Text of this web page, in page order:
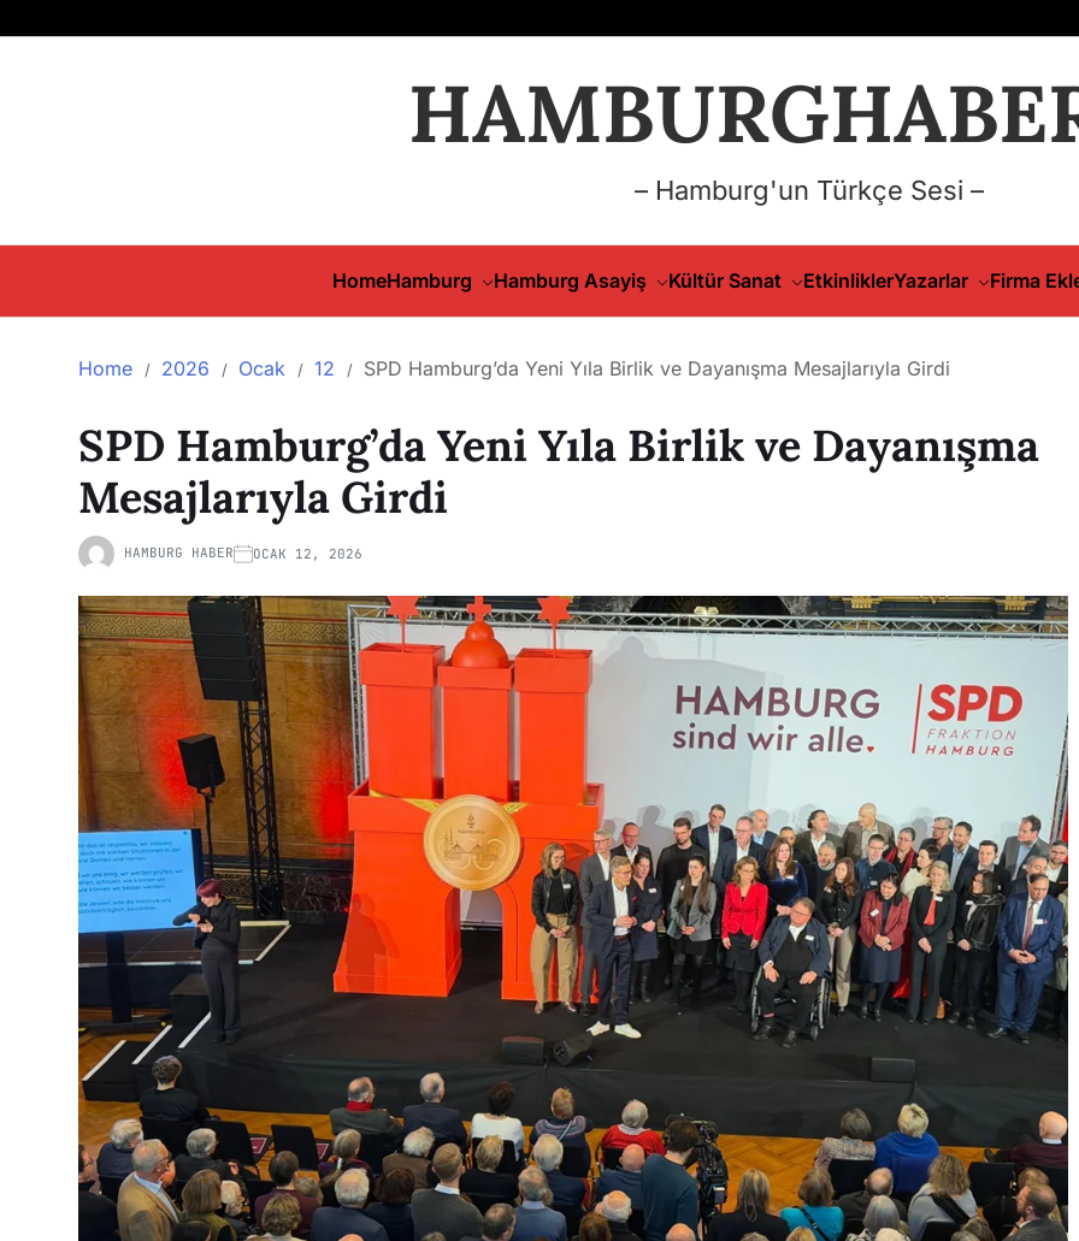
– Hamburg'un Türkçe Sesi –
HomeHamburg Hamburg Asayiş Kültür Sanat EtkinliklerYazarlar Firma
Home 2026 Ocak 12 SPD Hamburg’da Yeni Yıla Birlik ve Dayanışma Mesajlarıyla Girdi
SPD Hamburg’da Yeni Yıla Birlik ve Dayanışma
Mesajlarıyla Girdi
HAMBURG HABER OCAK 12, 2026